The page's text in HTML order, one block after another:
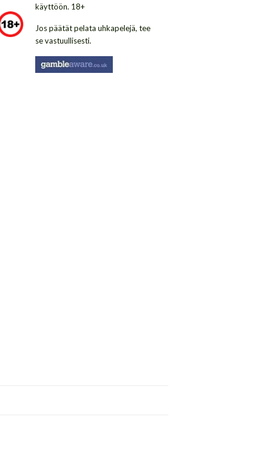
käyttöön. 18+
Jos päätät pelata uhkapelejä, tee
se vastuullisesti.